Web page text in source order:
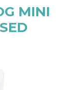
MINI